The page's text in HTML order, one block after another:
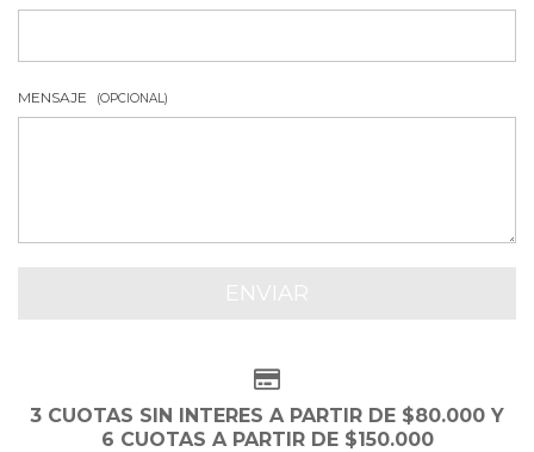
MENSAJE (OPCIONAL)
3 CUOTAS SIN INTERES A PARTIR DE $80.000 Y
6 CUOTAS A PARTIR DE $150.000